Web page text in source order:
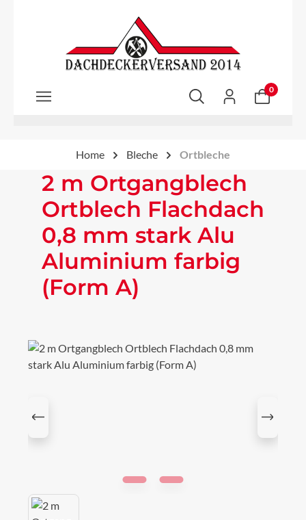
Zum Hauptinhalt springen
0
Home Bleche Ortbleche
2 m Ortgangblech
Ortblech Flachdach
0,8 mm stark Alu
Aluminium farbig
(Form A)
Bildergalerie überspringen